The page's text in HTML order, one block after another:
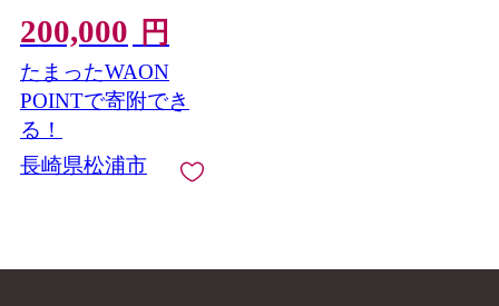
カー Ⅴファーレン長
崎 ）【L00-007-
04CV】
200,000 円
たまったWAON
POINTで寄附でき
る！
長崎県松浦市